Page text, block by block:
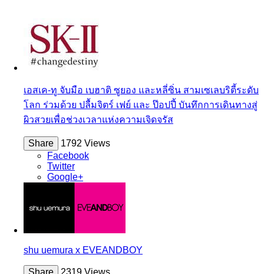
เอสเค-ทู จับมือ เบฮาติ ซูยอง และหลี่ซิ่น สามเซเลบริตี้ระดับ
โลก ร่วมด้วย ปลื้มจิตร์ เฟย์ และ ป๊อปปี้ บันทึกการเดินทางสู่
ผิวสวยเพื่อช่วงเวลาแห่งความเจิดจรัส
Share
1792 Views
Facebook
Twitter
Google+
shu uemura x EVEANDBOY
Share
2319 Views